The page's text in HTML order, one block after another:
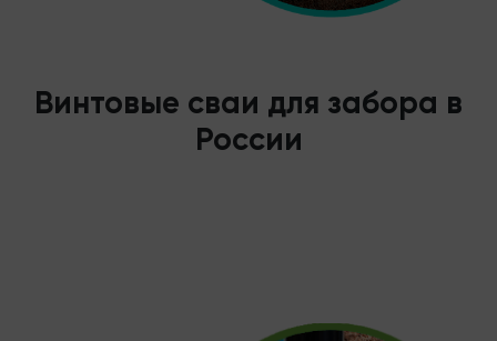
Винтовые сваи для забора в
России